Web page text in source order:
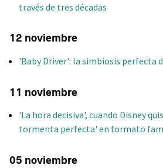
través de tres décadas
12 noviembre
'Baby Driver': la simbiosis perfecta
11 noviembre
'La hora decisiva', cuando Disney
tormenta perfecta' en formato
05 noviembre